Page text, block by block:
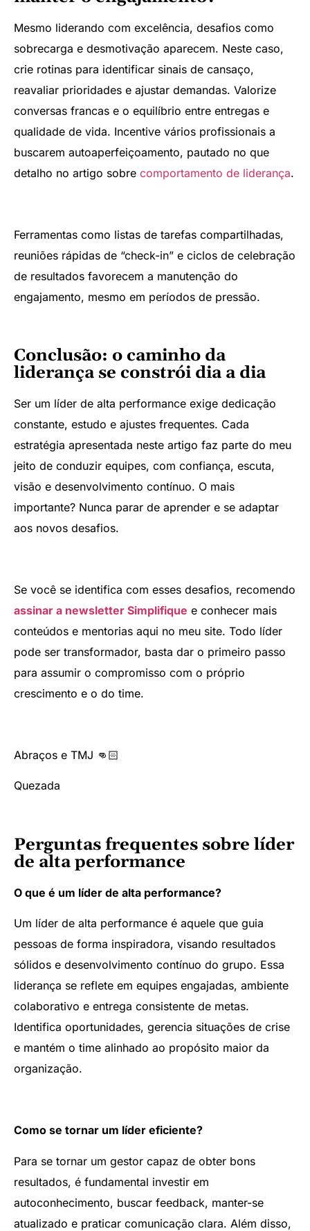
Mesmo liderando com excelência, desafios como
sobrecarga e desmotivação aparecem. Neste caso,
crie rotinas para identificar sinais de cansaço,
reavaliar prioridades e ajustar demandas. Valorize
conversas francas e o equilíbrio entre entregas e
qualidade de vida. Incentive vários profissionais a
buscarem autoaperfeiçoamento, pautado no que
detalho no artigo sobre comportamento de liderança.
Ferramentas como listas de tarefas compartilhadas,
reuniões rápidas de “check-in” e ciclos de celebração
de resultados favorecem a manutenção do
engajamento, mesmo em períodos de pressão.
Conclusão: o caminho da
liderança se constrói dia a dia
Ser um líder de alta performance exige dedicação
constante, estudo e ajustes frequentes. Cada
estratégia apresentada neste artigo faz parte do meu
jeito de conduzir equipes, com confiança, escuta,
visão e desenvolvimento contínuo. O mais
importante? Nunca parar de aprender e se adaptar
aos novos desafios.
Se você se identifica com esses desafios, recomendo
assinar a newsletter Simplifique e conhecer mais
conteúdos e mentorias aqui no meu site. Todo líder
pode ser transformador, basta dar o primeiro passo
para assumir o compromisso com o próprio
crescimento e o do time.
Abraços e TMJ 👊🏻
Quezada
Perguntas frequentes sobre líder
de alta performance
O que é um líder de alta performance?
Um líder de alta performance é aquele que guia
pessoas de forma inspiradora, visando resultados
sólidos e desenvolvimento contínuo do grupo. Essa
liderança se reflete em equipes engajadas, ambiente
colaborativo e entrega consistente de metas.
Identifica oportunidades, gerencia situações de crise
e mantém o time alinhado ao propósito maior da
organização.
Como se tornar um líder eficiente?
Para se tornar um gestor capaz de obter bons
resultados, é fundamental investir em
autoconhecimento, buscar feedback, manter-se
atualizado e praticar comunicação clara. Além disso,